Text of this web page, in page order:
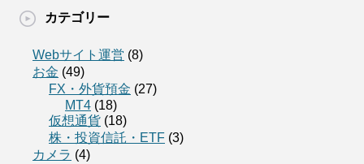
カテゴリー
Webサイト運営 (8)
お金 (49)
FX・外貨預金 (27)
MT4 (18)
仮想通貨 (18)
株・投資信託・ETF (3)
カメラ (4)